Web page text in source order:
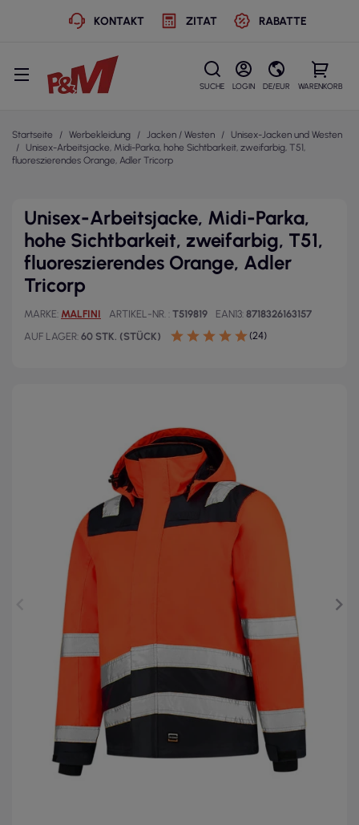
KONTAKT ZITAT RABATTE
SUCHE LOGIN DE/EUR WARENKORB
Startseite Werbekleidung Jacken / Westen
Unisex-Jacken und Westen
Unisex-Arbeitsjacke, Midi-Parka, hohe Sichtbarkeit, zweifarbig, T51,
fluoreszierendes Orange, Adler Tricorp
Unisex-Arbeitsjacke, Midi-Parka,
hohe Sichtbarkeit, zweifarbig, T51,
fluoreszierendes Orange, Adler
Tricorp
MARKE MALFINI ARTIKEL-NR. T519819 EAN13 8718326163157
AUF LAGER 60 STK. (STÜCK) (24)